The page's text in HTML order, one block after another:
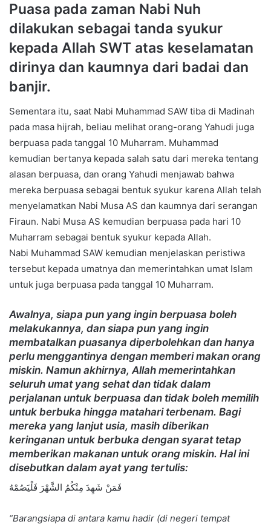
Puasa pada zaman Nabi Nuh
dilakukan sebagai tanda syukur
kepada Allah SWT atas keselamatan
dirinya dan kaumnya dari badai dan
banjir.
Sementara itu, saat Nabi Muhammad SAW tiba di Madinah
pada masa hijrah, beliau melihat orang-orang Yahudi juga
berpuasa pada tanggal 10 Muharram. Muhammad
kemudian bertanya kepada salah satu dari mereka tentang
alasan berpuasa, dan orang Yahudi menjawab bahwa
mereka berpuasa sebagai bentuk syukur karena Allah telah
menyelamatkan Nabi Musa AS dan kaumnya dari serangan
Firaun. Nabi Musa AS kemudian berpuasa pada hari 10
Muharram sebagai bentuk syukur kepada Allah.
Nabi Muhammad SAW kemudian menjelaskan peristiwa
tersebut kepada umatnya dan memerintahkan umat Islam
untuk juga berpuasa pada tanggal 10 Muharram.
Awalnya, siapa pun yang ingin berpuasa boleh
melakukannya, dan siapa pun yang ingin
membatalkan puasanya diperbolehkan dan hanya
perlu menggantinya dengan memberi makan orang
miskin. Namun akhirnya, Allah memerintahkan
seluruh umat yang sehat dan tidak dalam
perjalanan untuk berpuasa dan tidak boleh memilih
untuk berbuka hingga matahari terbenam. Bagi
mereka yang lanjut usia, masih diberikan
keringanan untuk berbuka dengan syarat tetap
memberikan makanan untuk orang miskin. Hal ini
disebutkan dalam ayat yang tertulis:
فَمَنْ شَهِدَ مِنْكُمُ الشَّهْرَ فَلْيَصُمْهُ
“Barangsiapa di antara kamu hadir (di negeri tempat